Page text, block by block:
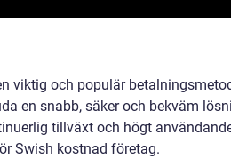
viktig och populär
en snabb, säker och bekväm
tillväxt och högt
Swish kostnad företag.